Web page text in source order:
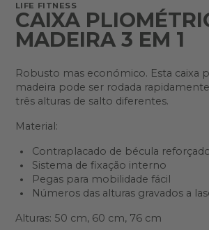
LIFE FITNESS
CAIXA
MADEIRA 3 EM 1
Robusto mas económico. Esta caixa
madeira pode ser rodada
três alturas de salto diferentes.
Material:
Contraplacado de bécula
Sistema de fixação interno
Pegas para mobilidade fácil
Números das alturas gravados a
Alturas: 50 cm, 60 cm, 76 cm